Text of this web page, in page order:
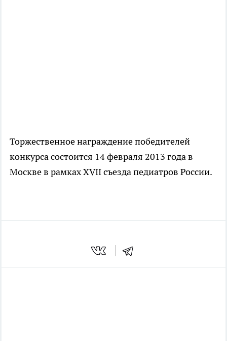
Торжественное награждение победителей
конкурса состоится 14 февраля 2013 года в
Москве в рамках XVII съезда педиатров России.